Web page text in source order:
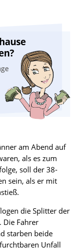
am Abend auf
als es zum
soll der 38-
sein, als er mit
die Splitter der
Die Fahrer
starben beide
Unfall